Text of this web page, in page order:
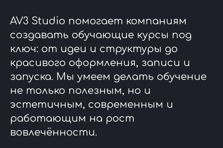
AV3 Studio помогает компаниям
создавать обучающие курсы под
ключ: от идеи и структуры до
красивого оформления, записи и
запуска. Мы умеем делать обучение
не только полезным, но и
эстетичным, современным и
работающим на рост
вовлечённости.